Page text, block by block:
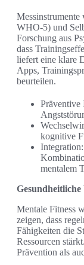
WHO-5) und
Forschung aus
dass
liefert eine klare
Apps,
beurteilen.
Präventive
kognitive
mentalem
Mentale Fitness
zeigen, dass
Fähigkeiten die
Ressourcen
Prävention als